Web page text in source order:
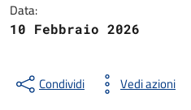
Data:
10 Febbraio 2026
Condividi Vedi azioni